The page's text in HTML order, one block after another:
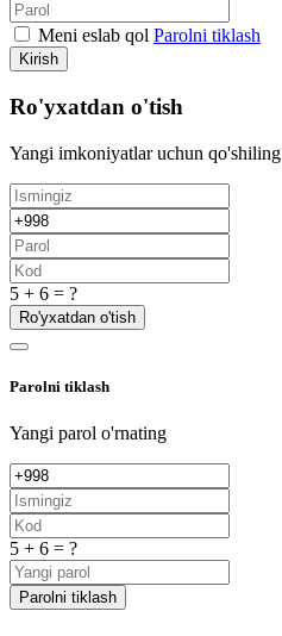
Meni eslab qol Parolni tiklash
Kirish
Ro'yxatdan o'tish
Yangi imkoniyatlar uchun qo'shiling
5 + 6 = ?
Ro'yxatdan o'tish
Parolni tiklash
Yangi parol o'rnating
5 + 6 = ?
Parolni tiklash